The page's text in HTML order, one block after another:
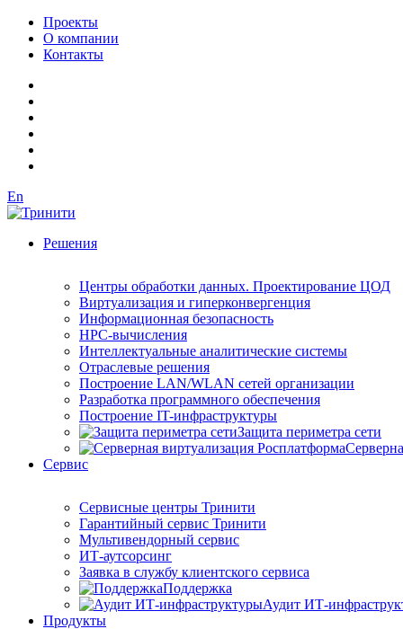
Проекты
О компании
Контакты
En
Решения
Центры обработки данных. Проектирование ЦОД
Виртуализация и гиперконвергенция
Информационная безопасность
HPC-вычисления
Интеллектуальные аналитические системы
Отраслевые решения
Построение LAN/WLAN сетей организации
Разработка программного обеспечения
Построение IT-инфраструктуры
Защита периметра сети
Сервис
Сервисные центры Тринити
Гарантийный сервис Тринити
Мультивендорный сервис
ИТ-аутсорсинг
Заявка в службу клиентского сервиса
Поддержка
Аудит ИТ-
Продукты